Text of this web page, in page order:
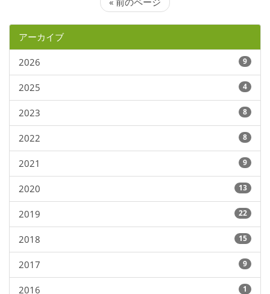
アーカイブ
2026 9
2025 4
2023 8
2022 8
2021 9
2020 13
2019 22
2018 15
2017 9
2016 1